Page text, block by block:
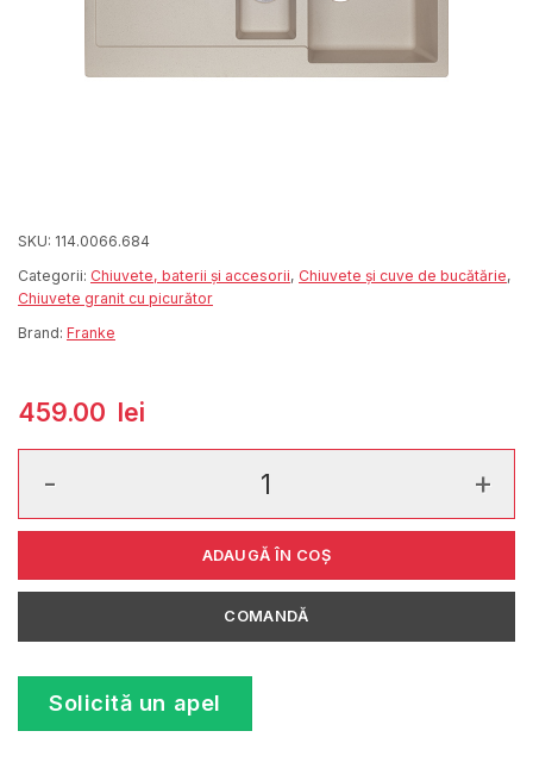
SKU: 114.0066.684
Categorii: Chiuvete, baterii și accesorii, Chiuvete și cuve de bucătărie,
Chiuvete granit cu picurător
Brand: Franke
459.00 lei
ADAUGĂ ÎN COȘ
COMANDĂ
Solicită un apel